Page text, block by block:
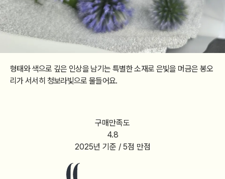
형태와 색으로 깊은 인상을 남기는 특별한 소재로 은빛을 머금은 봉오
리가 서서히 청보라빛으로 물들어요.
구매만족도
4.8
2025년 기준 / 5점 만점